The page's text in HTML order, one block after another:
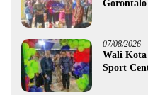
07/08/2026
Wali Kota
Sport